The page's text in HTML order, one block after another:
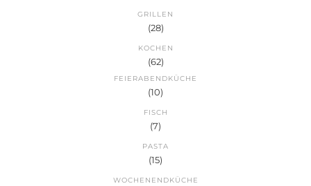
GRILLEN
(28)
KOCHEN
(62)
FEIERABENDKÜCHE
(10)
FISCH
(7)
PASTA
(15)
WOCHENENDKÜCHE